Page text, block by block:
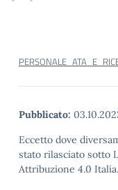
Pubblicato:
Eccetto dove
stato rilasciato sotto
Attribuzione 4.0 Italia.